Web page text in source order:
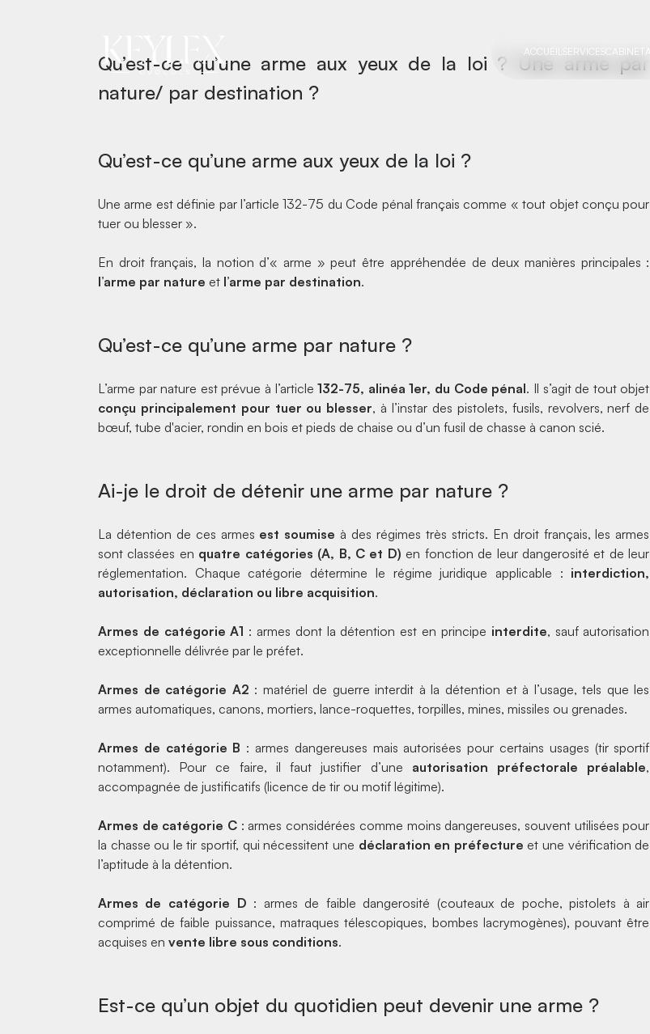
Qu’est-ce qu’une arme aux yeux de la loi ? Une arme par
nature/ par destination ?
Qu’est-ce qu’une arme aux yeux de la loi ?
Une arme est définie par l’article132-75 du Code pénal français comme « tout objet conçu pour
tuer ou blesser ».
En droit français, la notion d’« arme » peut être appréhendée de deux manières principales :
l’arme par nature et l’arme par destination.
Qu’est-ce qu’une arme par nature ?
L’arme par nature est prévue à l’article132-75, alinéa 1er, du Code pénal. Il s’agit de tout objet
conçu principalement pour tuer ou blesser, à l’instar des pistolets, fusils, revolvers, nerf de
bœuf, tube d'acier, rondin en bois et pieds de chaise ou d’un fusil de chasse à canon scié.
Ai-je le droit de détenir une arme par nature ?
La détention de ces armes est soumise à des régimes très stricts. En droit français, les armes
sont classées en quatre catégories (A, B, C et D) en fonction de leur dangerosité et de leur
réglementation. Chaque catégorie détermine le régime juridique applicable : interdiction,
autorisation, déclaration ou libre acquisition.
Armes de catégorie A1 : armes dont la détention est en principe interdite, sauf autorisation
exceptionnelle délivrée par le préfet.
Armes de catégorie A2 : matériel de guerre interdit à la détention et à l’usage, tels que les
armes automatiques, canons, mortiers, lance-roquettes, torpilles, mines, missiles ou grenades.
Armes de catégorie B : armes dangereuses mais autorisées pour certains usages (tir sportif
notamment). Pour ce faire, il faut justifier d’une autorisation préfectorale préalable,
accompagnée de justificatifs (licence de tir ou motif légitime).
Armes de catégorie C : armes considérées comme moins dangereuses, souvent utilisées pour
la chasse ou le tir sportif, qui nécessitent une déclaration en préfecture et une vérification de
l’aptitude à la détention.
Armes de catégorie D : armes de faible dangerosité (couteaux de poche, pistolets à air
comprimé de faible puissance, matraques télescopiques, bombes lacrymogènes), pouvant être
acquises en vente libre sous conditions.
Est-ce qu’un objet du quotidien peut devenir une arme ?
ACCUEIL SERVICESCABINET